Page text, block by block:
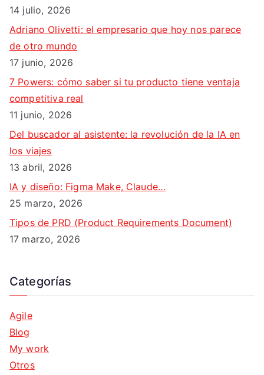
14 julio, 2026
Adriano Olivetti: el empresario que hoy nos parece
de otro mundo
17 junio, 2026
7 Powers: cómo saber si tu producto tiene ventaja
competitiva real
11 junio, 2026
Del buscador al asistente: la revolución de la IA en
los viajes
13 abril, 2026
IA y diseño: Figma Make, Claude…
25 marzo, 2026
Tipos de PRD (Product Requirements Document)
17 marzo, 2026
Categorías
Agile
Blog
My work
Otros